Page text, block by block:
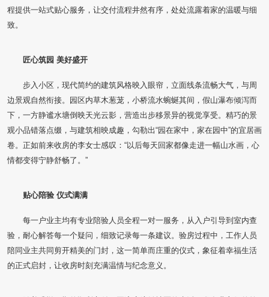
程提供一站式贴心服务，让交付流程井然有序，处处流露着家的温暖与细
致。
匠心筑园 美好盛开
步入小区，现代简约的建筑风格映入眼帘，立面线条流畅大气，与周
边景观自然衔接。园区内草木葱茏，小桥流水蜿蜒其间，假山瀑布倾泻而
下，一方静谧水塘倒映天光云影，营造出步移景异的视觉享受。精巧的景
观小品错落点缀，与建筑相映成趣，勾勒出“园在家中，家在园中”的宜居画
卷。正如前来收房的李女士感叹：“以后每天回家都像走进一幅山水画，心
情都变得宁静舒畅了。”
贴心陪验 仪式满满
每一户业主均有专业陪验人员全程一对一服务，从入户引导到室内查
验，耐心解答每一个疑问，细致记录每一条建议。验房过程中，工作人员
陪同业主共同剪开精美的门封，这一简单而庄重的仪式，象征着幸福生活
的正式启封，让收房时刻充满温情与纪念意义。